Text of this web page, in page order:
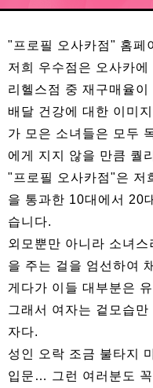
"프로필 오사카점" 홈페
저희 우수점은 오사카
리헬스점 중 재구매율
배달 건강에 대한 이미
가 모은 소녀들은 모두
에게 지지 않을 만큼 퀄
"프로필 오사카점"은 저
을 통과한 10대에서 20
습니다.
외모뿐만 아니라 소녀
을 주는 걸을 엄선하여
게다가 이들 대부분은
그래서 여자는 겉모습
자다.
성인 오락 조금 불타지
입문… 그런 여러분도